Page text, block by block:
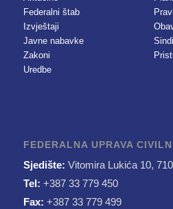
Federalni štab
Izvještaji
Javne nabavke
Zakoni
Uredbe
FEDERALNA UPRAVA
Sjedište: Vitomira Lukića 10,
Tel: +387 33 779 450
Fax: +387 33 779 499